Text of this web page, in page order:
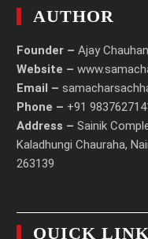
AUTHOR
Founder – Ajay Chauhan
Website –
Email –
Phone – +91
Address – Sainik
Kaladhungi Chauraha,
263139
QUICK